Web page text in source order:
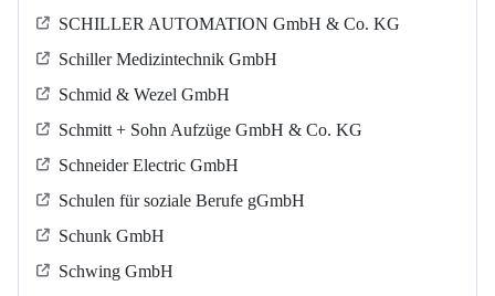
SCHILLER AUTOMATION GmbH & Co. KG
Schiller Medizintechnik GmbH
Schmid & Wezel GmbH
Schmitt + Sohn Aufzüge GmbH & Co. KG
Schneider Electric GmbH
Schulen für soziale Berufe gGmbH
Schunk GmbH
Schwing GmbH